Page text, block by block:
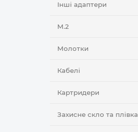
Інші адаптери
M.2
Молотки
Кабелі
Картридери
Захисне скло та плівка